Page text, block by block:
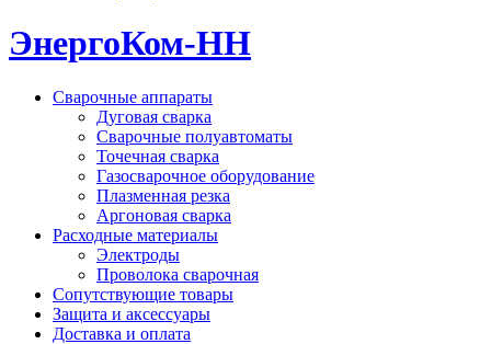
ЭнергоКом-НН
Сварочные аппараты
Дуговая сварка
Сварочные полуавтоматы
Точечная сварка
Газосварочное оборудование
Плазменная резка
Аргоновая сварка
Расходные материалы
Электроды
Проволока сварочная
Сопутствующие товары
Защита и аксессуары
Доставка и оплата